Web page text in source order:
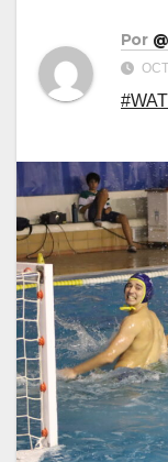
Por